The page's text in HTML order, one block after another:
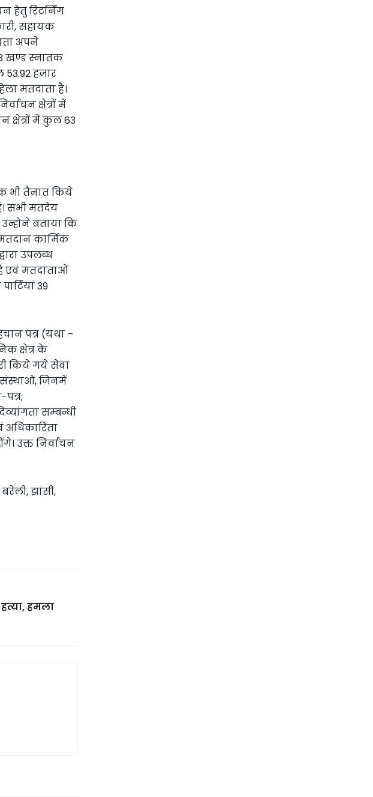
हेतु रिटर्निंग
सहायक
अपने
खण्ड स्नातक
53.92 हजार
मतदाता है।
क्षेत्रों में
क्षेत्रों में कुल 63
भी तैनात किये
सभी मतदेय
बताया कि
कार्मिक
उपलब्ध
एवं मतदाताओं
39
पत्र (यथा –
क्षेत्र के
किये गये सेवा
संस्थाओ, जिनमें
पत्र;
सम्बन्धी
उक्त निर्वाचन
झांसी,
हमला